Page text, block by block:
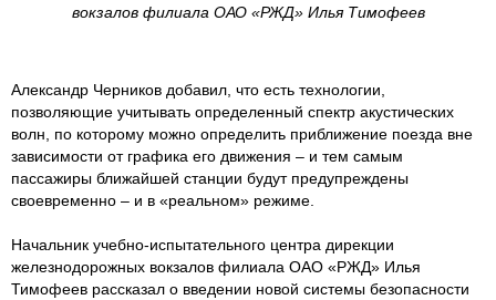
вокзалов филиала ОАО «РЖД» Илья Тимофеев
Александр Черников добавил, что есть технологии,
позволяющие учитывать определенный спектр акустических
волн, по которому можно определить приближение поезда вне
зависимости от графика его движения – и тем самым
пассажиры ближайшей станции будут предупреждены
своевременно – и в «реальном» режиме.
Начальник учебно-испытательного центра дирекции
железнодорожных вокзалов филиала ОАО «РЖД» Илья
Тимофеев рассказал о введении новой системы безопасности